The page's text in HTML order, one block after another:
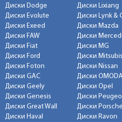
Диски Dodge
Диски Evolute
Диски Exeed
Диски FAW
Диски Fiat
Диски Ford
Диски Foton
Диски GAC
Диски Geely
Диски Genesis
Диски Great Wall
Диски Haval
Диски Lixiang
Диски Lynk &
Диски Mazda
Диски
Диски MG
Диски
Диски Nissan
Диски OMODA
Диски Opel
Диски
Диски Porsche
Диски Ravon